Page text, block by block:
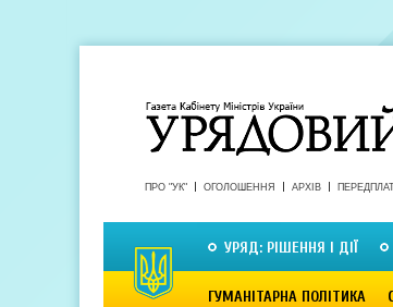
ПРО "УК" ОГОЛОШЕННЯ АРХІВ
УРЯД: РІШЕННЯ І ДІЇ
ГУМАНІТАРНА ПОЛІТИКА